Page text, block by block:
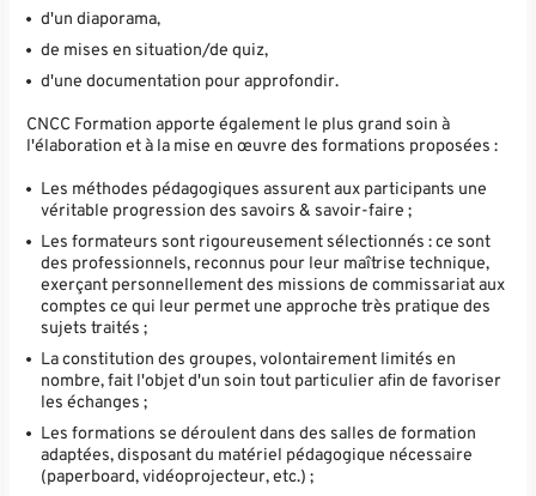
d'un diaporama,
de mises en situation/de quiz,
d'une documentation pour approfondir.
CNCC Formation apporte également le plus grand soin à
l'élaboration et à la mise en œuvre des formations proposées :
Les méthodes pédagogiques assurent aux participants une
véritable progression des savoirs & savoir-faire ;
Les formateurs sont rigoureusement sélectionnés : ce sont
des professionnels, reconnus pour leur maîtrise technique,
exerçant personnellement des missions de commissariat aux
comptes ce qui leur permet une approche très pratique des
sujets traités ;
La constitution des groupes, volontairement limités en
nombre, fait l'objet d'un soin tout particulier afin de favoriser
les échanges ;
Les formations se déroulent dans des salles de formation
adaptées, disposant du matériel pédagogique nécessaire
(paperboard, vidéoprojecteur, etc.) ;